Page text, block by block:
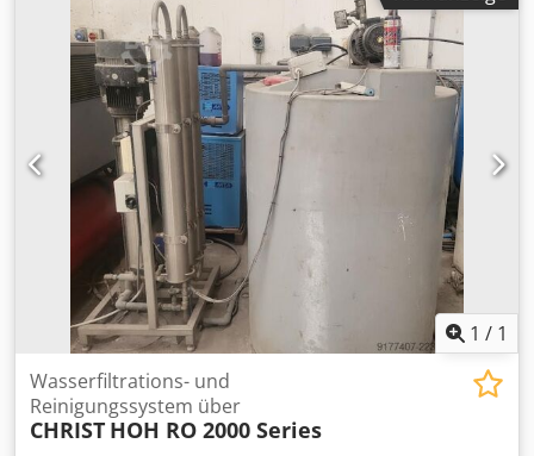
Doppelmantel aus AISI 304 Edelstahl
Innenauslegungsdruck: -1 / 0,5 barg
Mantelauslegungsdruck: 0 / 3 barg Auslegungstemperatur:
-10 / 40°C Maximaler Kühlflüssigkeitsdruck: 2,5 bar
Wärmeaustauschfläche: 8,5 m² Kondensatauffangvolumen:
900 Liter Füllstandsgeber F) Externer Sicherheitsfilter G)
Temperaturregelungssystem: Heizen / Kühlen
Flüssigdampferhitzer: Druck 7 bar – Manteltemperatur:
142°C – Fläche: 1,65 m² Kühlvorrichtung, auf dem Erhitzer
montiert: Kaltwasser oder Sole – Rohrmanteldruck: 12 barg
– Manteltemperatur: 142°C – Rohrtemperatur: -10°C /+99°C
– Fläche: 3,42 m² H) Steuer- und Regelungssystem
(Schaltschrank + HMI) Vollständige technische
Dokumentation vorhanden
Betriebstemperatur -20/+165°C, Betriebsdruck -1/+6 bar,
Mantelheizung mittels Halbrohrschlange, Brüdefilter,
aufgebaut auf einem Stahlgestell. Weitere Informationen
auf Anfrage, danke. Cjdpfx Amsr Nclasgjrf
1 / 1
Wasserfiltrations- und
Reinigungssystem über
CHRIST HOH RO 2000 Series